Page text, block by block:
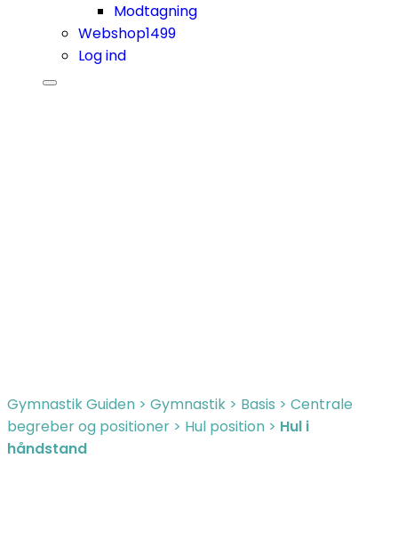
Modtagning
Webshop1499
Log ind
Gymnastik Guiden > Gymnastik > Basis > Centrale
begreber og positioner > Hul position > Hul i
håndstand